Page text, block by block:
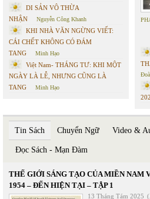
DI SẢN VÔ THỪA
NHẬN
Nguyễn Công Khanh
KHI NHÀ VĂN NGỪNG VIẾT:
CÁI CHẾT KHÔNG CÓ ĐÁM
TANG
Minh Hạo
Việt Nam- THÁNG TƯ: KHI MỘT
NGÀY LÀ LỄ, NHƯNG CŨNG LÀ
TANG
Minh Hạo
Tin Sách Chuyển Ngữ Video &
Đọc Sách - Mạn Đàm
THẾ GIỚI SÁNG TẠO CỦA MIỀN NAM
1954 – ĐẾN HIỆN TẠI – TẬP 1
13 Tháng Tám 2025